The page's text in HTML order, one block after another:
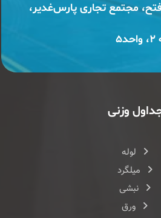
فتح، مجتمع تجاری پارس‌غدیر،
وزنی
لوله
میلگرد
نبشی
ورق